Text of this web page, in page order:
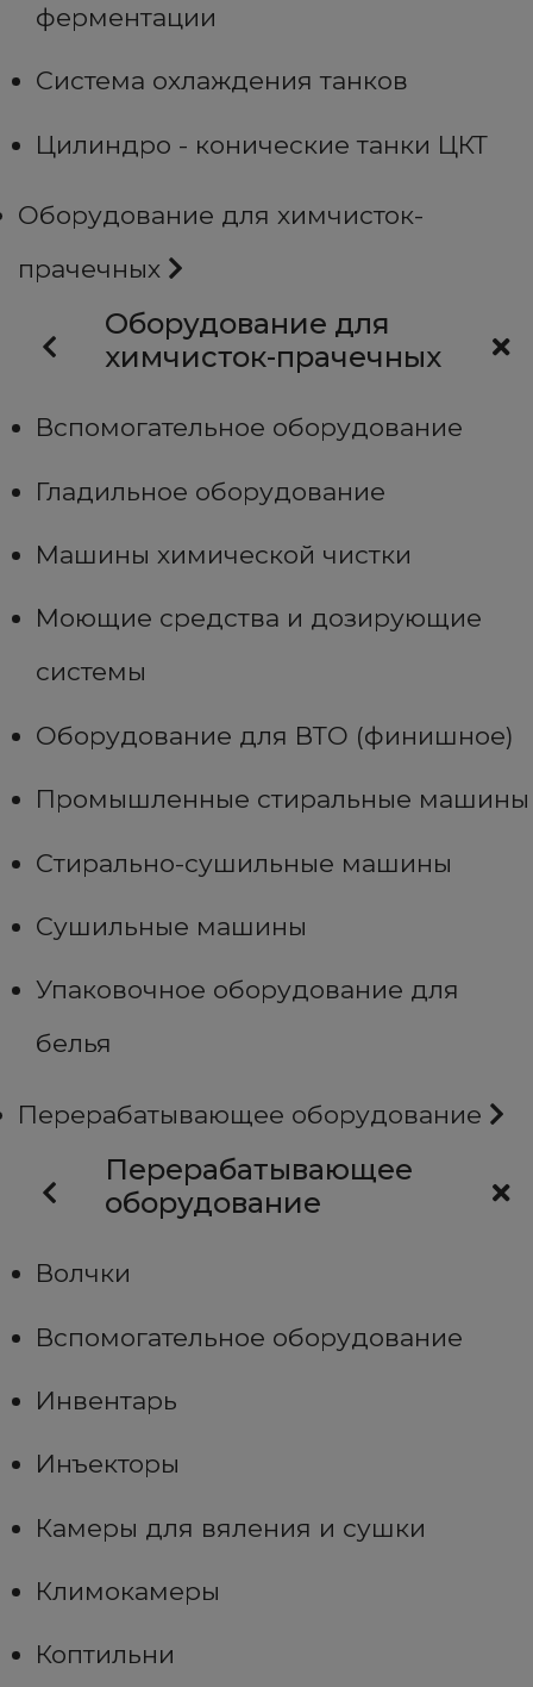
ферментации
Система охлаждения танков
Цилиндро - конические танки ЦКТ
Оборудование для химчисток-
прачечных
Оборудование для
химчисток-прачечных
Вспомогательное оборудование
Гладильное оборудование
Машины химической чистки
Моющие средства и дозирующие
системы
Оборудование для ВТО (финишное)
Промышленные стиральные машины
Стирально-сушильные машины
Сушильные машины
Упаковочное оборудование для
белья
Перерабатывающее оборудование
Перерабатывающее
оборудование
Волчки
Вспомогательное оборудование
Инвентарь
Инъекторы
Камеры для вяления и сушки
Климокамеры
Коптильни